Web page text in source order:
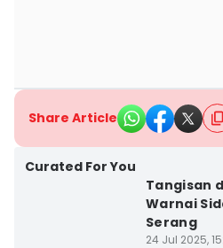
Share Article
Curated For You
Tangisan
Warnai
Serang
24 Jul 2025,